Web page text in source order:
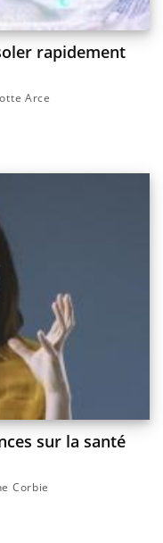
rapidement
Arce
sur la santé
Corbie